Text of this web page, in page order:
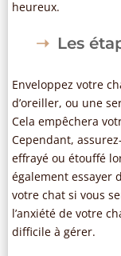
heureux.
Les
Enveloppez votre
d’oreiller, ou une
Cela empêchera
Cependant,
effrayé ou étouffé
également essayer
votre chat si vous
l’anxiété de votre
difficile à gérer.